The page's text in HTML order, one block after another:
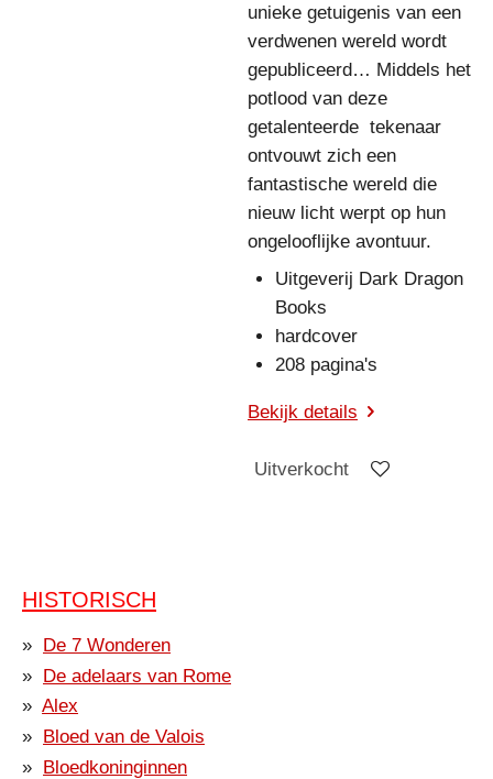
unieke getuigenis van een
verdwenen wereld wordt
gepubliceerd… Middels het
potlood van deze
getalenteerde tekenaar
ontvouwt zich een
fantastische wereld die
nieuw licht werpt op hun
ongelooflijke avontuur.
Uitgeverij Dark Dragon
Books
hardcover
208 pagina's
Bekijk details
Uitverkocht
HISTORISCH
De 7 Wonderen
De adelaars van Rome
Alex
Bloed van de Valois
Bloedkoninginnen